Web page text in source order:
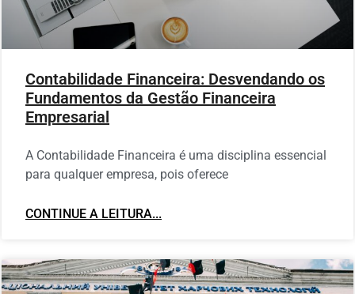
Contabilidade Financeira: Desvendando os
Fundamentos da Gestão Financeira
Empresarial
A Contabilidade Financeira é uma disciplina essencial
para qualquer empresa, pois oferece
CONTINUE A LEITURA...